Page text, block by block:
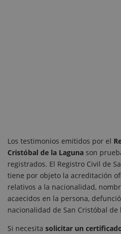
Los testimonios emitidos por el
Cristóbal de la Laguna son
registrados. El Registro Civil de
tiene por objeto la acreditación
relativos a la nacionalidad,
acaecidos en la persona,
nacionalidad de San Cristóbal de
Si necesita solicitar un